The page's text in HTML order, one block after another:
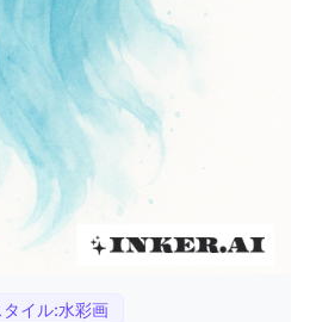
タイル:水彩画